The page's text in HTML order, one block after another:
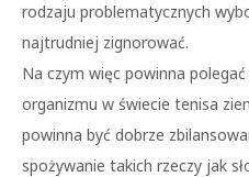
rodzaju problematycznych
najtrudniej zignorować.
Na czym więc powinna
organizmu w świecie tenisa
powinna być dobrze
spożywanie takich rzeczy jak